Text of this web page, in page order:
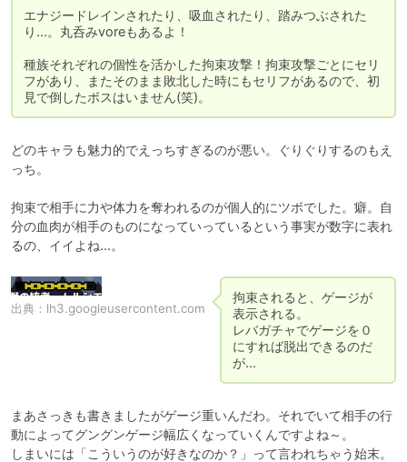
エナジードレインされたり、吸血されたり、踏みつぶされた
り...。丸呑みvoreもあるよ！
種族それぞれの個性を活かした拘束攻撃！拘束攻撃ごとにセリ
フがあり、またそのまま敗北した時にもセリフがあるので、初
見で倒したボスはいません(笑)。
どのキャラも魅力的でえっちすぎるのが悪い。ぐりぐりするのもえ
っち。
拘束で相手に力や体力を奪われるのが個人的にツボでした。癖。自
分の血肉が相手のものになっていっているという事実が数字に表れ
るの、イイよね...。
出典： lh3.googleusercontent.com
拘束されると、ゲージが
表示される。
レバガチャでゲージを０
にすれば脱出できるのだ
が...
まあさっきも書きましたがゲージ重いんだわ。それでいて相手の行
動によってグングンゲージ幅広くなっていくんですよね～。
しまいには「こういうのが好きなのか？」って言われちゃう始末。